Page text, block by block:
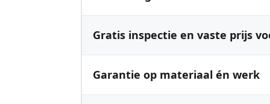
Gratis inspectie en vaste prijs
Garantie op materiaal én werk